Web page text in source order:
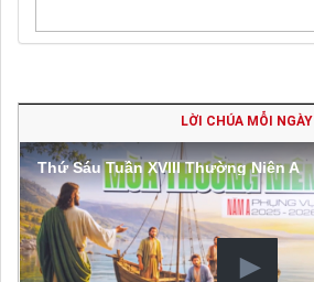
LỜI CHÚA MỖI NGÀY
Thứ Sáu Tuần XVIII Thường Niên A